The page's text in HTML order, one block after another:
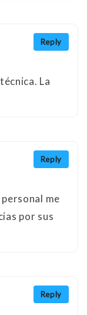
Reply
La
Reply
me
por sus
Reply